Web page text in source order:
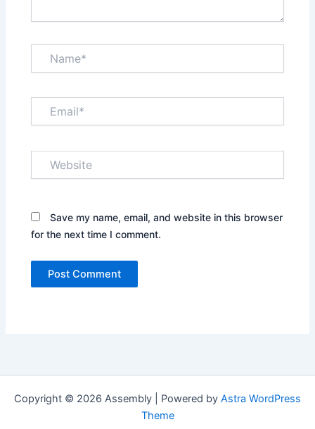
Save my name, email, and website in this browser
for the next time I comment.
Copyright © 2026 Assembly | Powered by Astra WordPress
Theme